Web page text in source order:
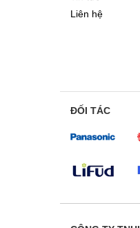
Liên hệ
ĐỐI TÁC